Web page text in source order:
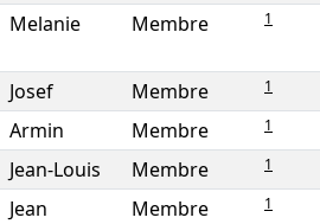
Melanie Membre 1
Josef Membre 1
Armin Membre 1
Jean-Louis Membre 1
Jean Membre 1